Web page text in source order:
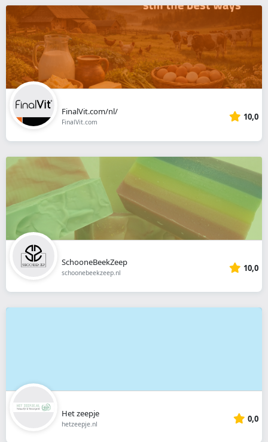
FinalVit.com/nl/
FinalVit.com 10,0
SchooneBeekZeep
schoonebeekzeep.nl 10,0
Het zeepje
hetzeepje.nl 0,0